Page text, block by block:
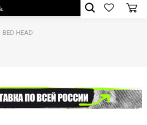
BED HEAD